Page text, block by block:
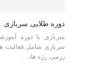
دوره طلایی سربازی
سربازی با دوره
سربازی شامل فعالیت
رزمی، رژه ها،…